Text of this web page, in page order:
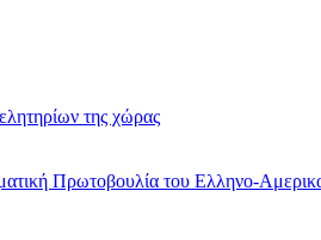
της χώρας
Πρωτοβουλία του Ελληνο-